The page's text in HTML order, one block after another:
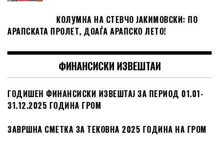
КОЛУМНА НА СТЕВЧО ЈАКИМОВСКИ: ПО
АРАПСКАТА ПРОЛЕТ, ДОАЃА АРАПСКО ЛЕТО!
ФИНАНСИСКИ ИЗВЕШТАИ
ГОДИШЕН ФИНАНСИСКИ ИЗВЕШТАЈ ЗА ПЕРИОД 01.01-
31.12.2025 ГОДИНА ГРОМ
ЗАВРШНА СМЕТКА ЗА ТЕКОВНА 2025 ГОДИНА НА ГРОМ